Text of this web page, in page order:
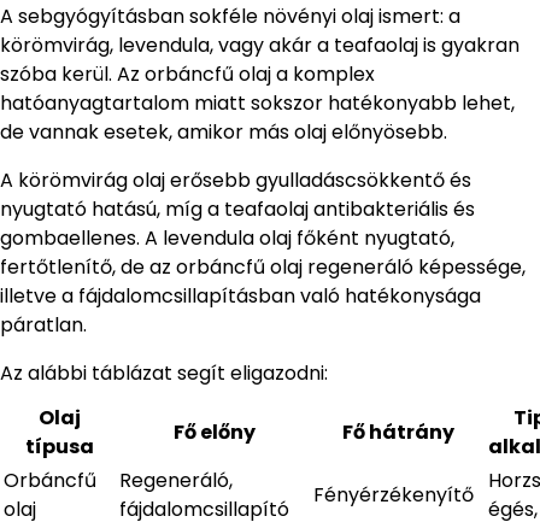
A sebgyógyításban sokféle növényi olaj ismert: a
körömvirág, levendula, vagy akár a teafaolaj is gyakran
szóba kerül. Az orbáncfű olaj a komplex
hatóanyagtartalom miatt sokszor hatékonyabb lehet,
de vannak esetek, amikor más olaj előnyösebb.
A körömvirág olaj erősebb gyulladáscsökkentő és
nyugtató hatású, míg a teafaolaj antibakteriális és
gombaellenes. A levendula olaj főként nyugtató,
fertőtlenítő, de az orbáncfű olaj regeneráló képessége,
illetve a fájdalomcsillapításban való hatékonysága
páratlan.
Az alábbi táblázat segít eligazodni:
Olaj
típusa
Fő előny Fő hátrány
Orbáncfű
olaj
Regeneráló,
fájdalomcsillapító
Fényérzékenyítő